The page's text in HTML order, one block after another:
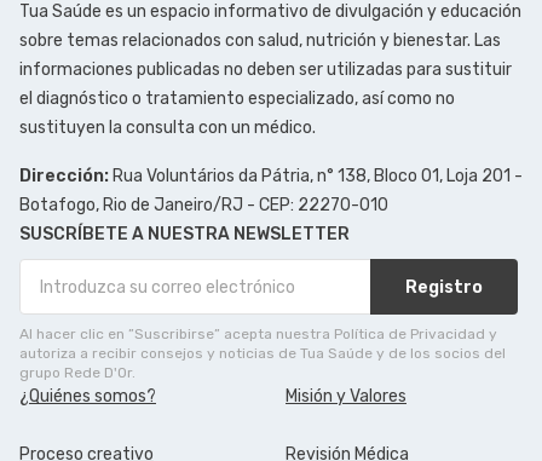
Tua Saúde es un espacio informativo de divulgación y educación
sobre temas relacionados con salud, nutrición y bienestar. Las
informaciones publicadas no deben ser utilizadas para sustituir
el diagnóstico o tratamiento especializado, así como no
sustituyen la consulta con un médico.
Dirección: Rua Voluntários da Pátria, n° 138, Bloco 01, Loja 201 -
Botafogo, Rio de Janeiro/RJ - CEP: 22270-010
SUSCRÍBETE A NUESTRA NEWSLETTER
Registro
Al hacer clic en ”Suscribirse” acepta nuestra Política de Privacidad y
autoriza a recibir consejos y noticias de Tua Saúde y de los socios del
grupo Rede D'Or.
¿Quiénes somos? Misión y Valores
Proceso creativo Revisión Médica